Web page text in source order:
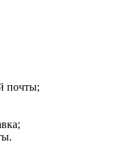
почты;